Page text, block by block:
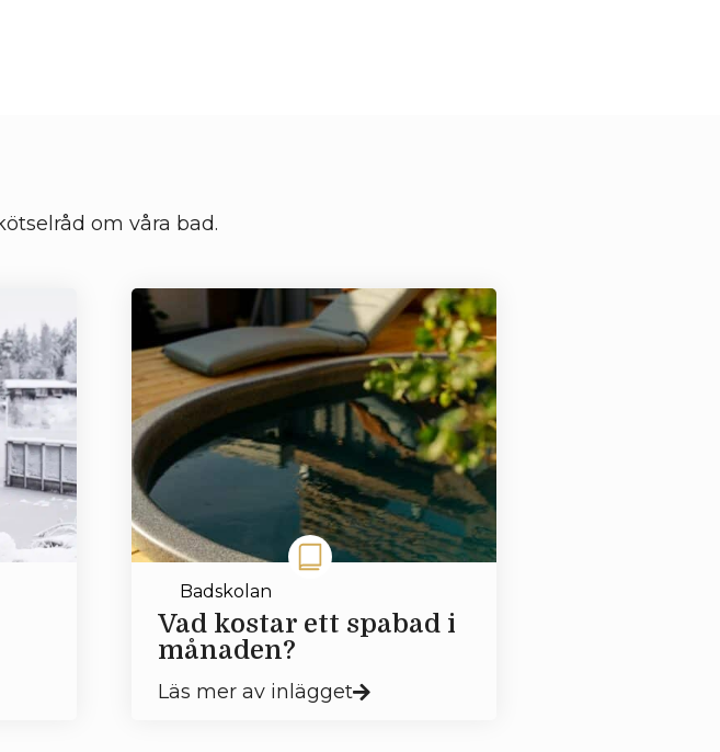
om våra bad.
Badskolan
Vad kostar ett spabad i
månaden?
Läs mer av inlägget